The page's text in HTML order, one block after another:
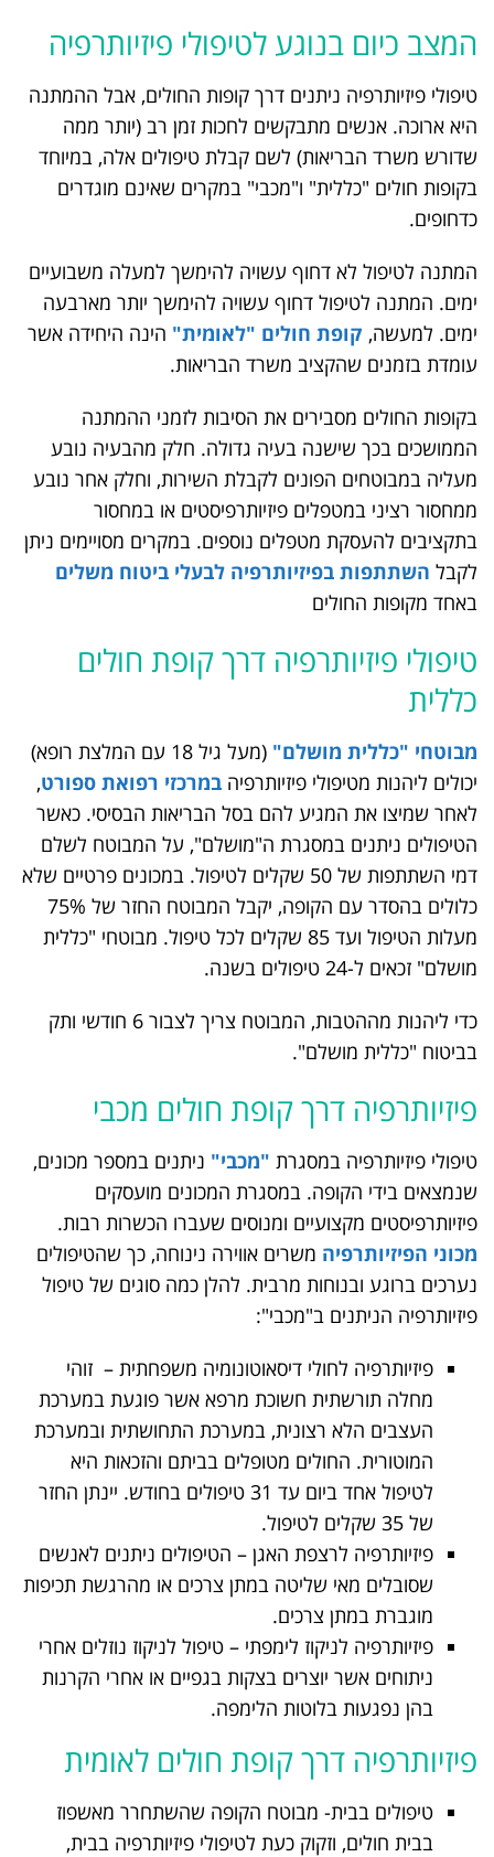
המצב כיום בנוגע לטיפולי פיזיותרפיה
טיפולי פיזיותרפיה ניתנים דרך קופות החולים, אבל ההמתנה
היא ארוכה. אנשים מתבקשים לחכות זמן רב (יותר ממה
שדורש משרד הבריאות) לשם קבלת טיפולים אלה, במיוחד
בקופות חולים "כללית" ו"מכבי" במקרים שאינם מוגדרים
כדחופים.
המתנה לטיפול לא דחוף עשויה להימשך למעלה משבועיים
ימים. המתנה לטיפול דחוף עשויה להימשך יותר מארבעה
ימים. למעשה, קופת חולים "לאומית" הינה היחידה אשר
עומדת בזמנים שהקציב משרד הבריאות.
בקופות החולים מסבירים את הסיבות לזמני ההמתנה
הממושכים בכך שישנה בעיה גדולה. חלק מהבעיה נובע
מעליה במבוטחים הפונים לקבלת השירות, וחלק אחר נובע
ממחסור רציני במטפלים פיזיותרפיסטים או במחסור
בתקציבים להעסקת מטפלים נוספים. במקרים מסויימים ניתן
לקבל השתתפות בפיזיותרפיה לבעלי ביטוח משלים
באחד מקופות החולים
טיפולי פיזיותרפיה דרך קופת חולים
כללית
מבוטחי "כללית מושלם"
(מעל גיל 18 עם המלצת רופא)
יכולים ליהנות מטיפולי פיזיותרפיה במרכזי רפואת ספורט,
לאחר שמיצו את המגיע להם בסל הבריאות הבסיסי. כאשר
הטיפולים ניתנים במסגרת ה"מושלם", על המבוטח לשלם
דמי השתתפות של 50 שקלים לטיפול. במכונים פרטיים שלא
כלולים בהסדר עם הקופה, יקבל המבוטח החזר של 75%
מעלות הטיפול ועד 85 שקלים לכל טיפול. מבוטחי "כללית
מושלם" זכאים ל-24 טיפולים בשנה.
כדי ליהנות מההטבות, המבוטח צריך לצבור 6 חודשי ותק
בביטוח "כללית מושלם".
פיזיותרפיה דרך קופת חולים מכבי
טיפולי פיזיותרפיה במסגרת "מכבי" ניתנים במספר מכונים,
שנמצאים בידי הקופה. במסגרת המכונים מועסקים
פיזיותרפיסטים מקצועיים ומנוסים שעברו הכשרות רבות.
מכוני הפיזיותרפיה משרים אווירה נינוחה, כך שהטיפולים
נערכים ברוגע ובנוחות מרבית. להלן כמה סוגים של טיפול
פיזיותרפיה הניתנים ב"מכבי":
פיזיותרפיה לחולי דיסאוטונומיה משפחתית – זוהי
מחלה תורשתית חשוכת מרפא אשר פוגעת במערכת
העצבים הלא רצונית, במערכת התחושתית ובמערכת
המוטורית. החולים מטופלים בביתם והזכאות היא
לטיפול אחד ביום עד 31 טיפולים בחודש. יינתן החזר
של 35 שקלים לטיפול.
פיזיותרפיה לרצפת האגן – הטיפולים ניתנים לאנשים
שסובלים מאי שליטה במתן צרכים או מהרגשת תכיפות
מוגברת במתן צרכים.
פיזיותרפיה לניקוז לימפתי – טיפול לניקוז נוזלים אחרי
ניתוחים אשר יוצרים בצקות בגפיים או אחרי הקרנות
בהן נפגעות בלוטות הלימפה.
פיזיותרפיה דרך קופת חולים לאומית
טיפולים בבית- מבוטח הקופה שהשתחרר מאשפוז
בבית חולים, וזקוק כעת לטיפולי פיזיותרפיה בבית,